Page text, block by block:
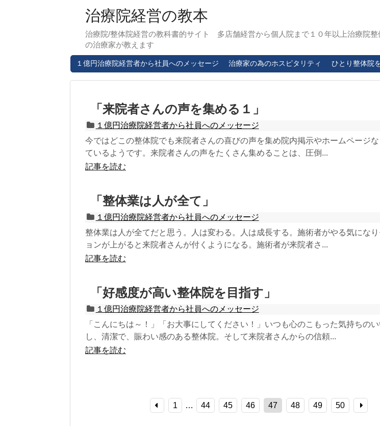
治療院経営の教本
治療院/整体院経営の教科書的サイト 多店舗経営から個人院まで１０年以上治療院整
の治療家が教えます
１億円治療院経営者から社員へのメッセージ 治療家の為のホスピタリティ ひとり整体院
「来院者さんの声を集める１」
１億円治療院経営者から社員へのメッセージ
今ではどこの整体院でも来院者さんの喜びの声を集め院内掲示やホームページ
ているようです。来院者さんの声をたくさん集めることは、圧倒...
記事を読む
「整体業は人が全て」
１億円治療院経営者から社員へのメッセージ
整体業は人が全てだと思う。人は変わる。人は成長する。施術者がやる気にな
ョンが上がると来院者さんが付くようになる。施術者が来院者さ...
記事を読む
「好感度が高い整体院を目指す」
１億円治療院経営者から社員へのメッセージ
「こんにちは～！」「お大事にしてください！」いつも心のこもった気持ちの
し、清潔で、賑わい感のある整体院。そして来院者さんからの信頼...
記事を読む
1 … 44 45 46 47 48 49 50